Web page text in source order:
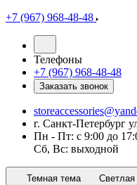
+7 (967) 968-48-48
Телефоны
+7 (967) 968-48-48
Заказать звонок
г. Санкт-Петербург
Пн - Пт: с 9:00 до
Сб, Вс: выходной
Темная тема Светлая